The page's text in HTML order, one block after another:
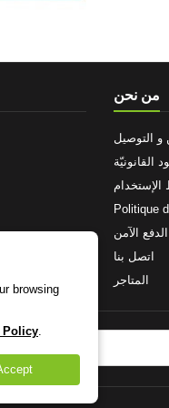
من نحن
و التوصيل
القانونيّة
Politique
الدفع الآمن
اتصل بنا
المتاجر
browsing
Policy.